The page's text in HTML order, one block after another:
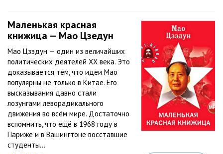
Маленькая красная
книжица — Мао Цзедун
Мао Цзэдун — один из величайших
политических деятелей XX века. Это
доказывается тем, что идеи Мао
популярны не только в Китае. Его
высказывания давно стали
лозунгами леворадикального
движения во всём мире. Достаточно
вспомнить, что ещё в 1968 году в
Париже и в Вашингтоне восставшие
студенты...